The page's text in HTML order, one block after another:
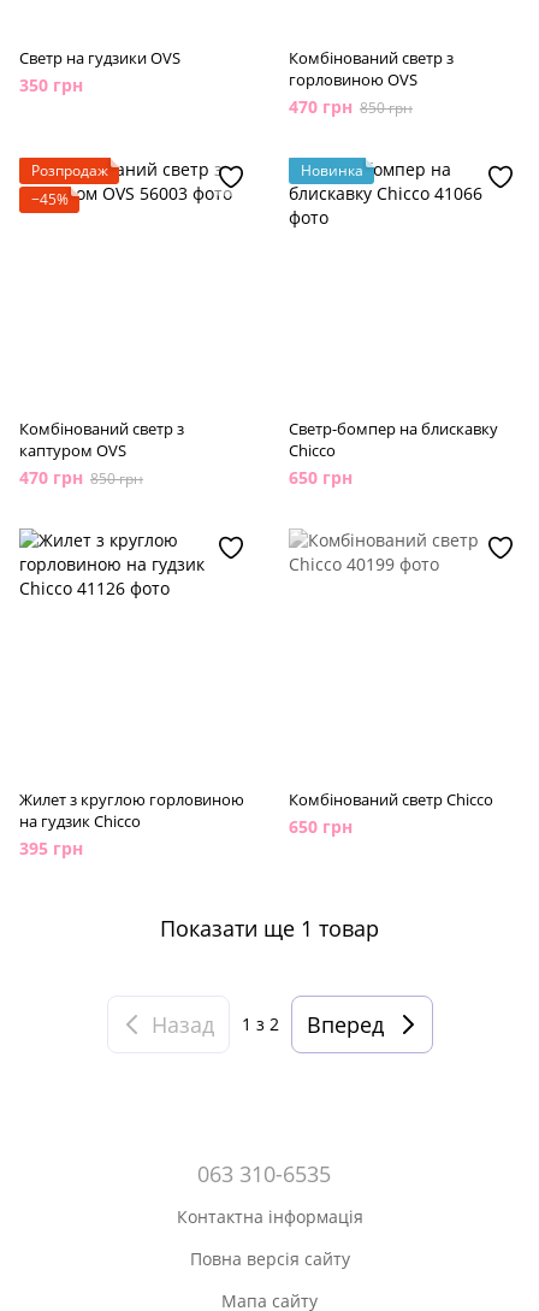
Светр на гудзики OVS
350 грн
Комбінований светр з
горловиною OVS
470 грн 850 грн
Розпродаж
−45%
Комбінований светр з
каптуром OVS
470 грн 850 грн
Новинка
Светр-бомпер на блискавку
Chicco
650 грн
Жилет з круглою горловиною
на гудзик Chicco
395 грн
Комбінований светр Chicco
650 грн
Показати ще 1 товар
Назад 1 з 2 Вперед
063 310-6535
Контактна інформація
Повна версія сайту
Мапа сайту